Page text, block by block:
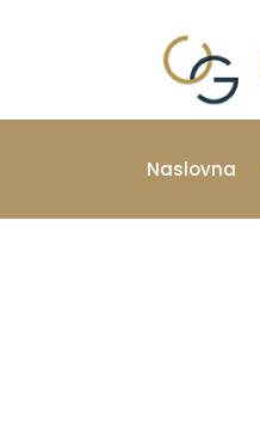
Naslovna